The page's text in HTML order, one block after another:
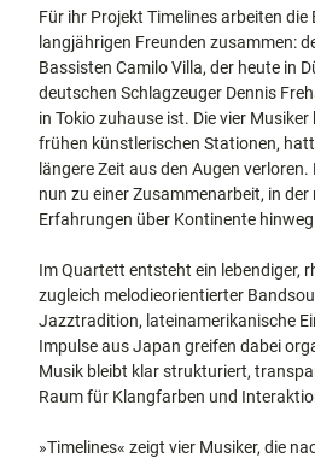
en
Street
Art
Theat
er und
Bühne
nkunst
Unterkünfte
in der
Häufig
gestellte
Fragen
Für ihr Projekt Timelines arbeiten
langjährigen Freunden zusammen:
Bassisten Camilo Villa, der heute in
deutschen Schlagzeuger Dennis
in Tokio zuhause ist. Die vier
frühen künstlerischen Stationen,
längere Zeit aus den Augen
nun zu einer Zusammenarbeit, in der
Erfahrungen über Kontinente
Im Quartett entsteht ein lebendiger,
zugleich melodieorientierter
Jazztradition, lateinamerikanische
Impulse aus Japan greifen dabei
Musik bleibt klar strukturiert,
Raum für Klangfarben und
»Timelines« zeigt vier Musiker, die